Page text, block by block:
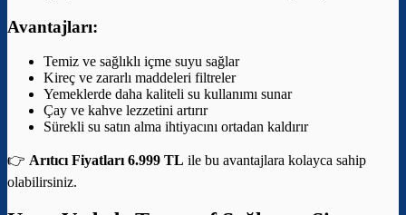
Avantajları:
Temiz ve sağlıklı içme suyu sağlar
Kireç ve zararlı maddeleri filtreler
Yemeklerde daha kaliteli su kullanımı sunar
Çay ve kahve lezzetini artırır
Sürekli su satın alma ihtiyacını ortadan kaldırır
👉 Arıtıcı Fiyatları 6.999 TL ile bu avantajlara kolayca sahip
olabilirsiniz.